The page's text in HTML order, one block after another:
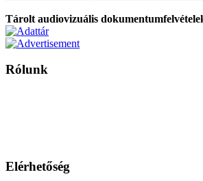
Tárolt audiovizuális
Rólunk
Elérhetőség